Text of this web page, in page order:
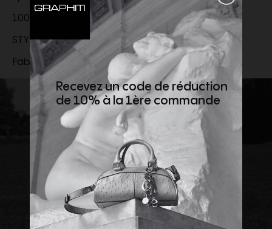
100 % LAINE
STYLE ID818494Y2L822630
Fabriqué en Italie
Recevez un code de réduction
de 10% à la 1ère commande